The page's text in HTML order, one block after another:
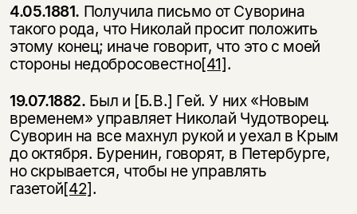
4.05.1881. Получила письмо от Суворина
такого рода, что Николай просит положить
этому конец; иначе говорит, что это с моей
стороны недобросовестно[41].
19.07.1882. Был и [Б.В.] Гей. У них «Новым
временем» управляет Нико­лай Чудотворец.
Суворин на все махнул рукой и уехал в Крым
до октября. Буренин, говорят, в Петербурге,
но скрывается, чтобы не управлять
газетой[42].